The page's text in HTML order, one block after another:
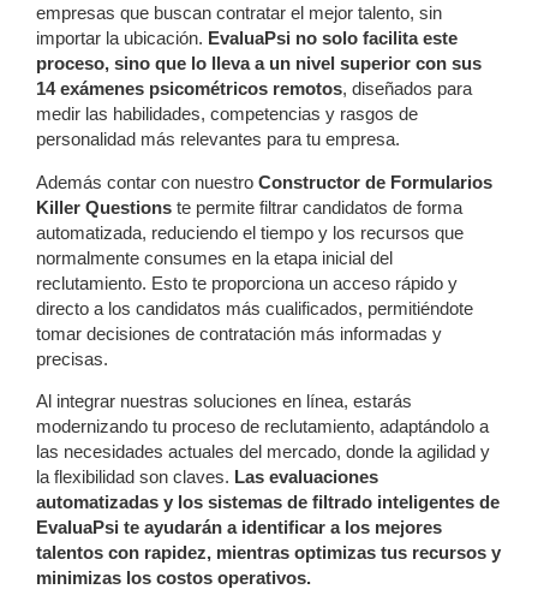
empresas que buscan contratar el mejor talento, sin
importar la ubicación. EvaluaPsi no solo facilita este
proceso, sino que lo lleva a un nivel superior con sus
14 exámenes psicométricos remotos, diseñados para
medir las habilidades, competencias y rasgos de
personalidad más relevantes para tu empresa.
Además contar con nuestro Constructor de Formularios
Killer Questions te permite filtrar candidatos de forma
automatizada, reduciendo el tiempo y los recursos que
normalmente consumes en la etapa inicial del
reclutamiento. Esto te proporciona un acceso rápido y
directo a los candidatos más cualificados, permitiéndote
tomar decisiones de contratación más informadas y
precisas.
Al integrar nuestras soluciones en línea, estarás
modernizando tu proceso de reclutamiento, adaptándolo a
las necesidades actuales del mercado, donde la agilidad y
la flexibilidad son claves. Las evaluaciones
automatizadas y los sistemas de filtrado inteligentes de
EvaluaPsi te ayudarán a identificar a los mejores
talentos con rapidez, mientras optimizas tus recursos y
minimizas los costos operativos.